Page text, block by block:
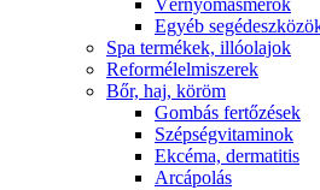
Vérnyomásmérők
Egyéb
Spa termékek, illóolajok
Reformélelmiszerek
Bőr, haj, köröm
Gombás fertőzések
Szépségvitaminok
Ekcéma, dermatitis
Arcápolás